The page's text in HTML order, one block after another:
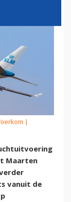
|
Maarten
vanuit de